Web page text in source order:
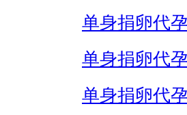
单身捐卵代
单身捐卵代
单身捐卵代